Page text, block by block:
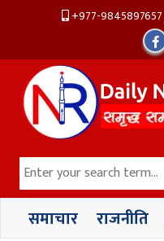
+977-9845897657
समाचार राजनीति